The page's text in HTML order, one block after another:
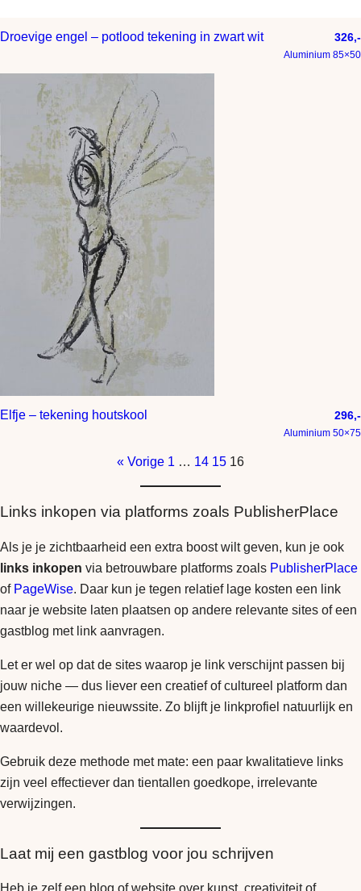
Droevige engel – potlood tekening in zwart wit 326,-
Aluminium 85×50
Elfje – tekening houtskool 296,-
Aluminium 50×75
« Vorige 1 … 14 15 16
Links inkopen via platforms zoals PublisherPlace
Als je je zichtbaarheid een extra boost wilt geven, kun je ook
links inkopen via betrouwbare platforms zoals PublisherPlace
of PageWise. Daar kun je tegen relatief lage kosten een link
naar je website laten plaatsen op andere relevante sites of een
gastblog met link aanvragen.
Let er wel op dat de sites waarop je link verschijnt passen bij
jouw niche — dus liever een creatief of cultureel platform dan
een willekeurige nieuwssite. Zo blijft je linkprofiel natuurlijk en
waardevol.
Gebruik deze methode met mate: een paar kwalitatieve links
zijn veel effectiever dan tientallen goedkope, irrelevante
verwijzingen.
Laat mij een gastblog voor jou schrijven